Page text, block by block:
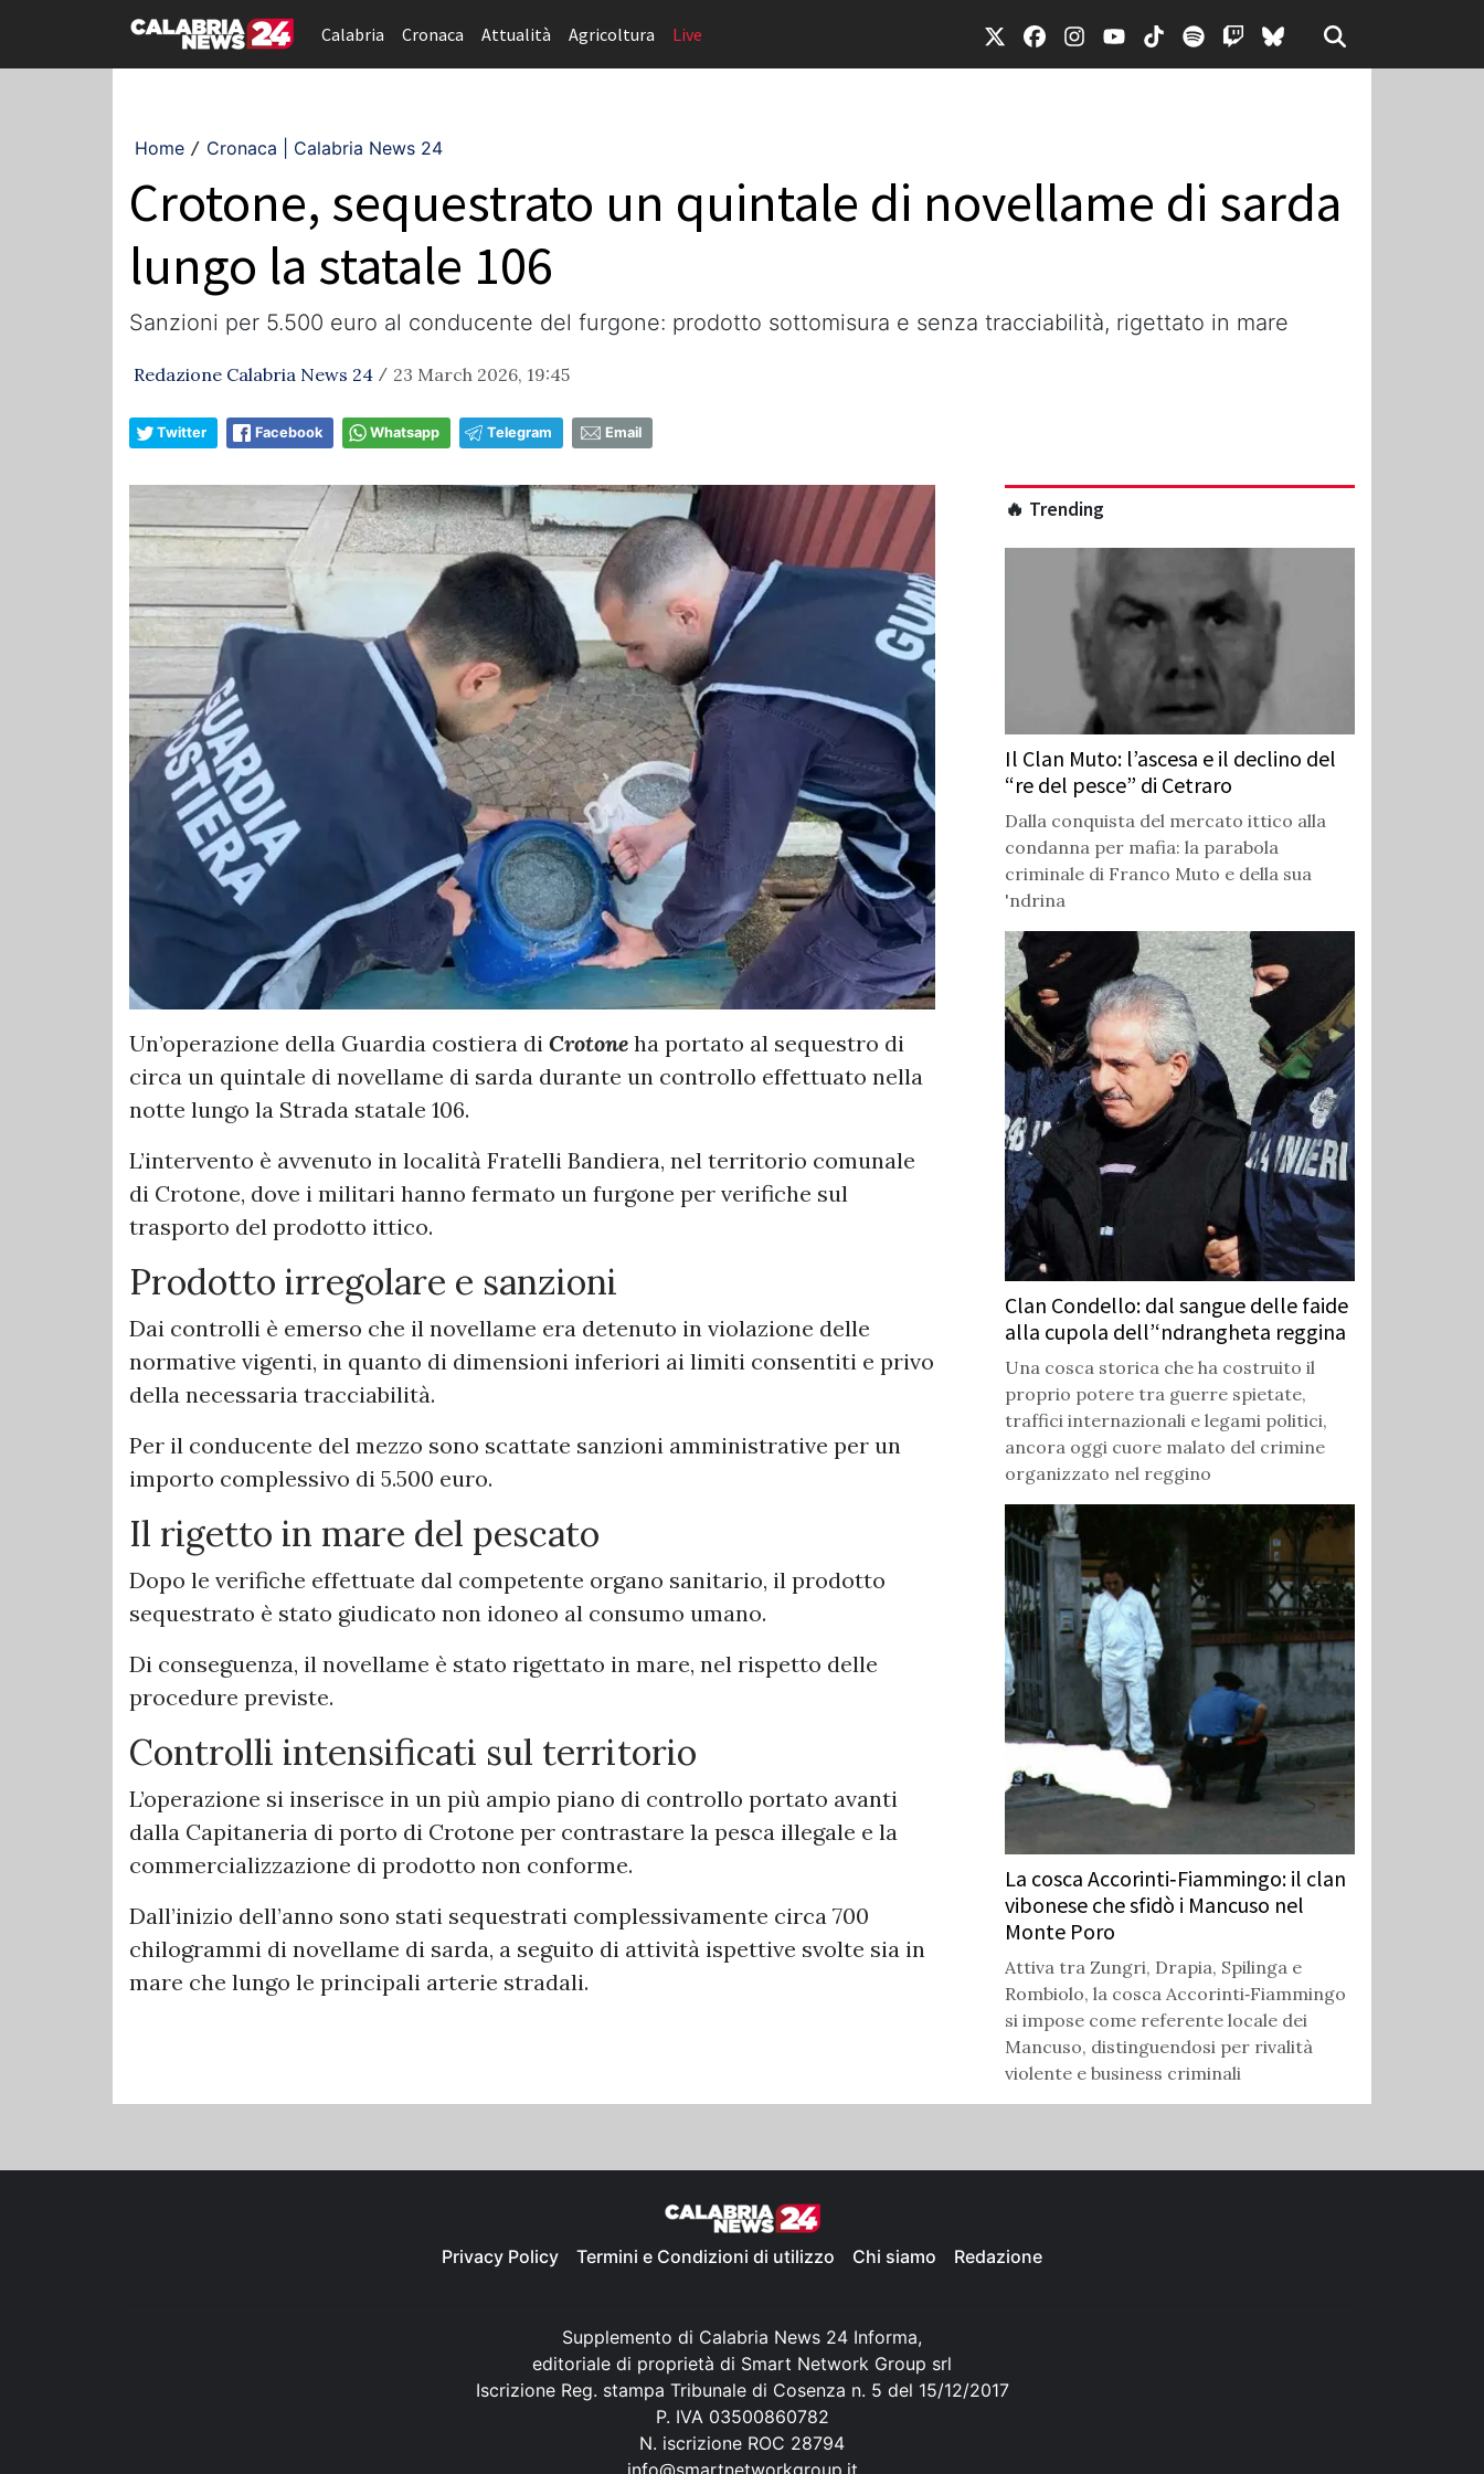
Calabria Cronaca Attualità Agricoltura Live
Home / Cronaca | Calabria News 24
Crotone, sequestrato un quintale di novellame di sarda
lungo la statale 106
Sanzioni per 5.500 euro al conducente del furgone: prodotto sottomisura e senza tracciabilità, rigettato in mare
Redazione Calabria News 24 / 23 March 2026, 19:45
Twitter Facebook Whatsapp Telegram Email
Un’operazione della Guardia costiera di Crotone ha portato al sequestro di
circa un quintale di novellame di sarda durante un controllo effettuato nella
notte lungo la Strada statale 106.
L’intervento è avvenuto in località Fratelli Bandiera, nel territorio comunale
di Crotone, dove i militari hanno fermato un furgone per verifiche sul
trasporto del prodotto ittico.
Prodotto irregolare e sanzioni
Dai controlli è emerso che il novellame era detenuto in violazione delle
normative vigenti, in quanto di dimensioni inferiori ai limiti consentiti e privo
della necessaria tracciabilità.
Per il conducente del mezzo sono scattate sanzioni amministrative per un
importo complessivo di 5.500 euro.
Il rigetto in mare del pescato
Dopo le verifiche effettuate dal competente organo sanitario, il prodotto
sequestrato è stato giudicato non idoneo al consumo umano.
Di conseguenza, il novellame è stato rigettato in mare, nel rispetto delle
procedure previste.
Controlli intensificati sul territorio
L’operazione si inserisce in un più ampio piano di controllo portato avanti
dalla Capitaneria di porto di Crotone per contrastare la pesca illegale e la
commercializzazione di prodotto non conforme.
Dall’inizio dell’anno sono stati sequestrati complessivamente circa 700
chilogrammi di novellame di sarda, a seguito di attività ispettive svolte sia in
mare che lungo le principali arterie stradali.
🔥 Trending
Il Clan Muto: l’ascesa e il declino del
“re del pesce” di Cetraro
Dalla conquista del mercato ittico alla
condanna per mafia: la parabola
criminale di Franco Muto e della sua
'ndrina
Clan Condello: dal sangue delle faide
alla cupola dell’‘ndrangheta reggina
Una cosca storica che ha costruito il
proprio potere tra guerre spietate,
traffici internazionali e legami politici,
ancora oggi cuore malato del crimine
organizzato nel reggino
La cosca Accorinti‑Fiammingo: il clan
vibonese che sfidò i Mancuso nel
Monte Poro
Attiva tra Zungri, Drapia, Spilinga e
Rombiolo, la cosca Accorinti‑Fiammingo
si impose come referente locale dei
Mancuso, distinguendosi per rivalità
violente e business criminali
Privacy Policy Termini e Condizioni di utilizzo Chi siamo Redazione
Supplemento di Calabria News 24 Informa,
editoriale di proprietà di Smart Network Group srl
Iscrizione Reg. stampa Tribunale di Cosenza n. 5 del 15/12/2017
P. IVA 03500860782
N. iscrizione ROC 28794
info@smartnetworkgroup.it